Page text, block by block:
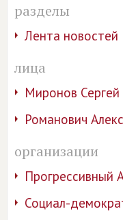
разделы
Лента новостей
лица
Миронов
Романович
организации
Прогрессивный
Социал-